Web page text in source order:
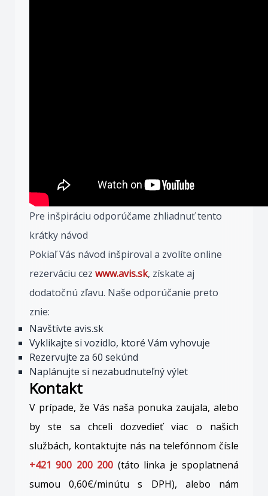
Pre inšpiráciu odporúčame zhliadnuť tento
krátky návod
Pokiaľ Vás návod inšpiroval a zvolíte online
rezerváciu cez www.avis.sk, získate aj
dodatočnú zľavu. Naše odporúčanie preto
znie:
Navštívte avis.sk
Vyklikajte si vozidlo, ktoré Vám vyhovuje
Rezervujte za 60 sekúnd
Naplánujte si nezabudnuteľný výlet
Kontakt
V prípade, že Vás naša ponuka zaujala, alebo
by ste sa chceli dozvedieť viac o našich
službách, kontaktujte nás na telefónnom čísle
+421 900 200 200 (táto linka je spoplatnená
sumou 0,60€/minútu s DPH), alebo nám